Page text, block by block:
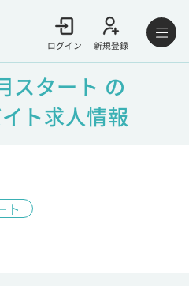
ログイン 新規登録
スタート の
ト求人情報
ト